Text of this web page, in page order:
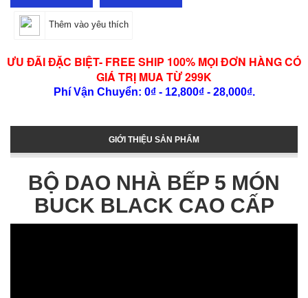
Thêm vào yêu thích
ƯU ĐÃI ĐẶC BIỆT- FREE SHIP 100% MỌI ĐƠN HÀNG CÓ
GIÁ TRỊ MUA TỪ 299K
Phí Vận Chuyển: 0₫ - 12,800₫ - 28,000₫.
GIỚI THIỆU SẢN PHẨM
BỘ DAO NHÀ BẾP 5 MÓN
BUCK BLACK CAO CẤP